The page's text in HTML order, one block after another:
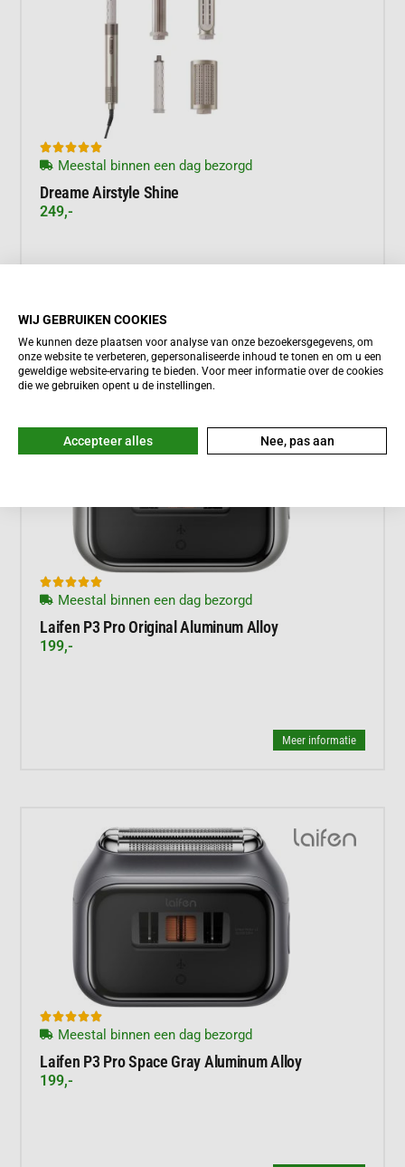

Meestal binnen een dag bezorgd
Dreame Airstyle Shine
249,-

Meestal binnen een dag bezorgd
Laifen P3 Pro Original Aluminum Alloy
199,-
Meer informatie

Meestal binnen een dag bezorgd
Laifen P3 Pro Space Gray Aluminum Alloy
199,-
WIJ GEBRUIKEN COOKIES
We kunnen deze plaatsen voor analyse van onze bezoekersgegevens, om
onze website te verbeteren, gepersonaliseerde inhoud te tonen en om u een
geweldige website-ervaring te bieden. Voor meer informatie over de cookies
die we gebruiken opent u de instellingen.
Accepteer alles Nee, pas aan